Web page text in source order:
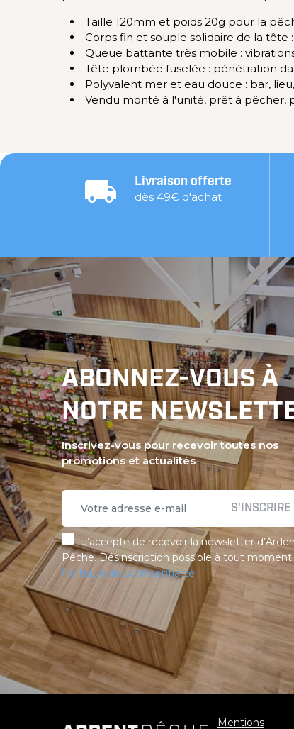
Taille 120mm et poids 20g pour la
Corps fin et souple solidaire de la
Queue battante très mobile :
Tête plombée fuselée : pénétration
Polyvalent mer et eau douce : bar,
Vendu monté à l'unité, prêt à
Livraison offerte
dès 49€ d'achat
ABONNEZ-VOUS À
NOTRE
Inscrivez-vous pour recevoir toutes nos
promotions et actualités
S'INSCRIRE
J’accepte de recevoir la newsletter
Pêche. Désinscription possible à tout moment.
Politique de confidentialité
Mentions